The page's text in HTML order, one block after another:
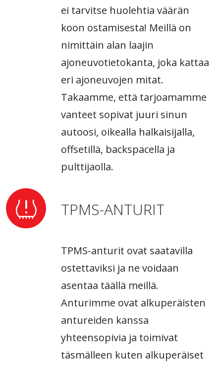
ei tarvitse huolehtia väärän
koon ostamisesta! Meillä on
nimittäin alan laajin
ajoneuvotietokanta, joka kattaa
eri ajoneuvojen mitat.
Takaamme, että tarjoamamme
vanteet sopivat juuri sinun
autoosi, oikealla halkaisijalla,
offsetillä, backspacella ja
pulttijaolla.
TPMS-ANTURIT
TPMS-anturit ovat saatavilla
ostettaviksi ja ne voidaan
asentaa täällä meillä.
Anturimme ovat alkuperäisten
antureiden kanssa
yhteensopivia ja toimivat
täsmälleen kuten alkuperäiset